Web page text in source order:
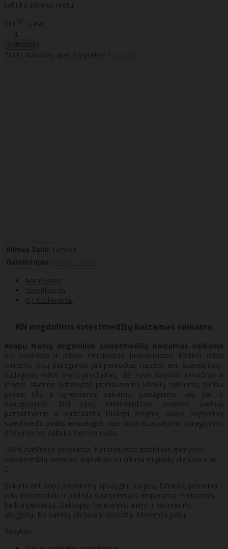
šaltuko žiemos metu.
€11 80 su PVM
Turite klausimų apie šią prekę?
Kilmės šalis: Lietuva
Gamintojas:
Aprašymas
Specifikacija
(0) Atsiliepimai
KN migdolinis sviestmedžių balzamas vaikams
Kvapų Namų migdolinis sviestmedžių balzamas vaikams
yra minkštas it pūkas emolientas jautriausioms kūdikio odos
vietoms. Jūsų patogumui jau paruoštas naudoti ant išsausėjusių,
sudirgusių odos plotų produktas, dėl savo švelnios tekstūros ir
lengvo slydimo pritaikytas ploniausioms kūdikių odelėms, tačiau
puikiai tiks ir vyresniems vaikams, paaugliams taip pat ir
suaugusiems. Dėl savo minimalistinės sudėties švelniai
pamaitinantis ir padedantis išlaikyti drėgmę odoje migdolinis
sviestmedis padės apsisaugoti nuo odos išsausėjimo, suragėjimo,
džiūvimo bei šaltuko žiemos metu.
100% natūralus produktas. Nerafinuotas tradicinės gamybos
sviestmedžių sviestas, suplaktas su šilkiniu migdolų aliejumi ir vit
E.
Sukuria ant odos papildomą apsauginį barjerą. Drėkina, prisotina
odą fitosteroliais ir padeda sustiprinti jos atsparumą. Prebiotinis,
be konservantų. Bekvapis, be eterinių aliejų ir kosmetinų
alergenų. Be palmių aliejaus ir derivatų. Nekemša porų.
Savybės: